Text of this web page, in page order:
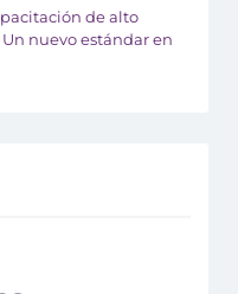
de alto
nuevo estándar en